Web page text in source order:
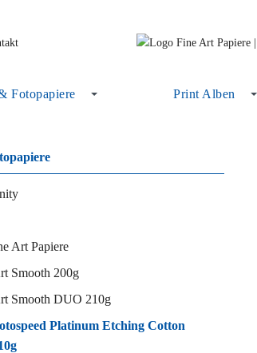
Fotopapiere Print Alben
Art Papiere
Smooth 200g
Smooth DUO 210g
Platinum Etching Cotton